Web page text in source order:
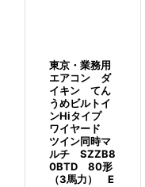
東京・業務用
エアコン ダ
イキン てん
うめビルトイ
ンHiタイプ
ワイヤード
ツイン同時マ
ルチ SZZB8
0BTD 80形
（3馬力） E